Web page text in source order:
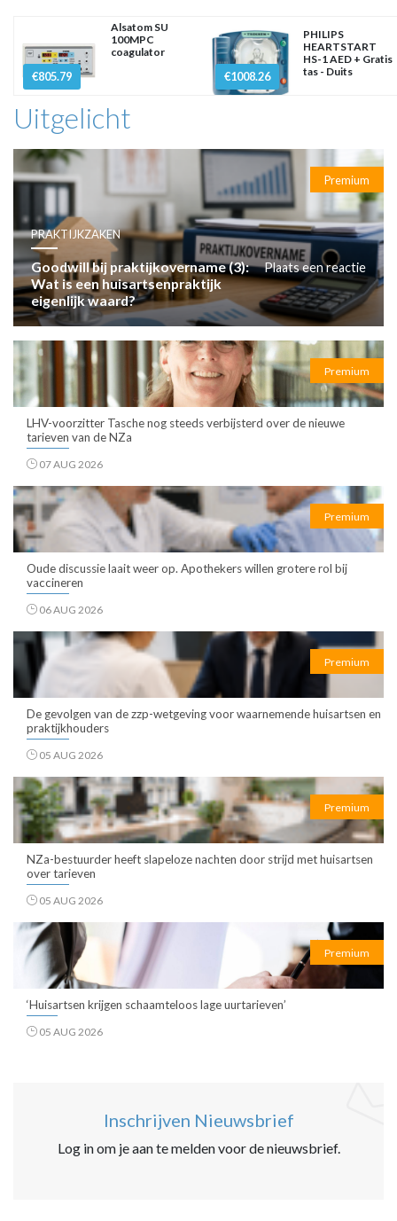
€805.79
Alsatom SU
100MPC
coagulator
€1008.26
PHILIPS
HEARTSTART
HS-1 AED + Gratis
tas - Duits
Uitgelicht
Premium
PRAKTIJKZAKEN
Goodwill bij praktijkovername (3):
Wat is een huisartsenpraktijk
eigenlijk waard?
Plaats een reactie
Premium
LHV-voorzitter Tasche nog steeds verbijsterd over de nieuwe
tarieven van de NZa
07 AUG 2026
Premium
Oude discussie laait weer op. Apothekers willen grotere rol bij
vaccineren
06 AUG 2026
Premium
De gevolgen van de zzp-wetgeving voor waarnemende huisartsen en
praktijkhouders
05 AUG 2026
Premium
NZa-bestuurder heeft slapeloze nachten door strijd met huisartsen
over tarieven
05 AUG 2026
Premium
‘Huisartsen krijgen schaamteloos lage uurtarieven’
05 AUG 2026
Inschrijven Nieuwsbrief
Log in om je aan te melden voor de nieuwsbrief.